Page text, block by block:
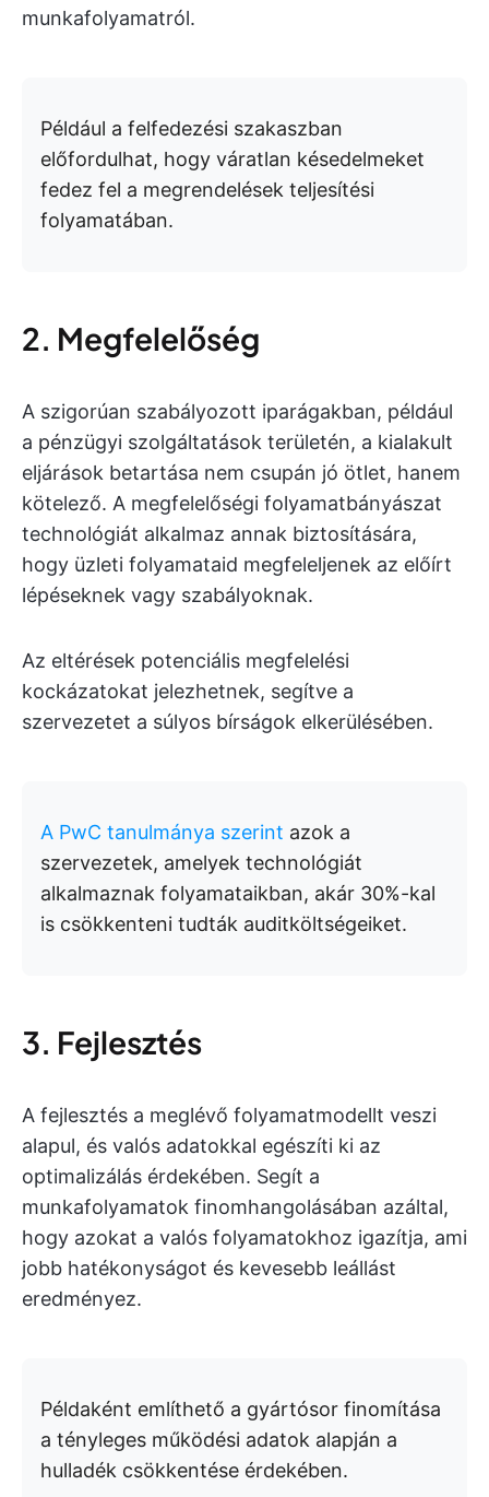
munkafolyamatról.
Például a felfedezési szakaszban
előfordulhat, hogy váratlan késedelmeket
fedez fel a megrendelések teljesítési
folyamatában.
2. Megfelelőség
A szigorúan szabályozott iparágakban, például
a pénzügyi szolgáltatások területén, a kialakult
eljárások betartása nem csupán jó ötlet, hanem
kötelező. A megfelelőségi folyamatbányászat
technológiát alkalmaz annak biztosítására,
hogy üzleti folyamataid megfeleljenek az előírt
lépéseknek vagy szabályoknak.
Az eltérések potenciális megfelelési
kockázatokat jelezhetnek, segítve a
szervezetet a súlyos bírságok elkerülésében.
A PwC tanulmánya szerint azok a
szervezetek, amelyek technológiát
alkalmaznak folyamataikban, akár 30%-kal
is csökkenteni tudták auditköltségeiket.
3. Fejlesztés
A fejlesztés a meglévő folyamatmodellt veszi
alapul, és valós adatokkal egészíti ki az
optimalizálás érdekében. Segít a
munkafolyamatok finomhangolásában azáltal,
hogy azokat a valós folyamatokhoz igazítja, ami
jobb hatékonyságot és kevesebb leállást
eredményez.
Példaként említhető a gyártósor finomítása
a tényleges működési adatok alapján a
hulladék csökkentése érdekében.